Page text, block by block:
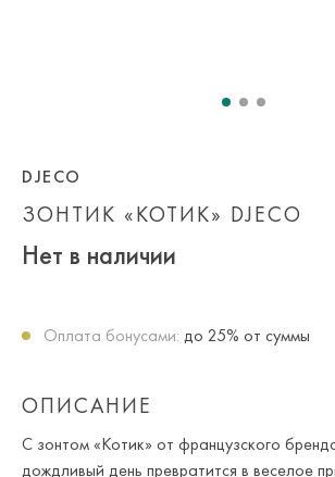
ЗОНТИК «КОТИК» DJECO
DJECO
Нет в наличии
Оплата бонусами: до 25% от суммы
ОПИСАНИЕ
С зонтом «Котик» от французского
дождливый день превратится в веселое